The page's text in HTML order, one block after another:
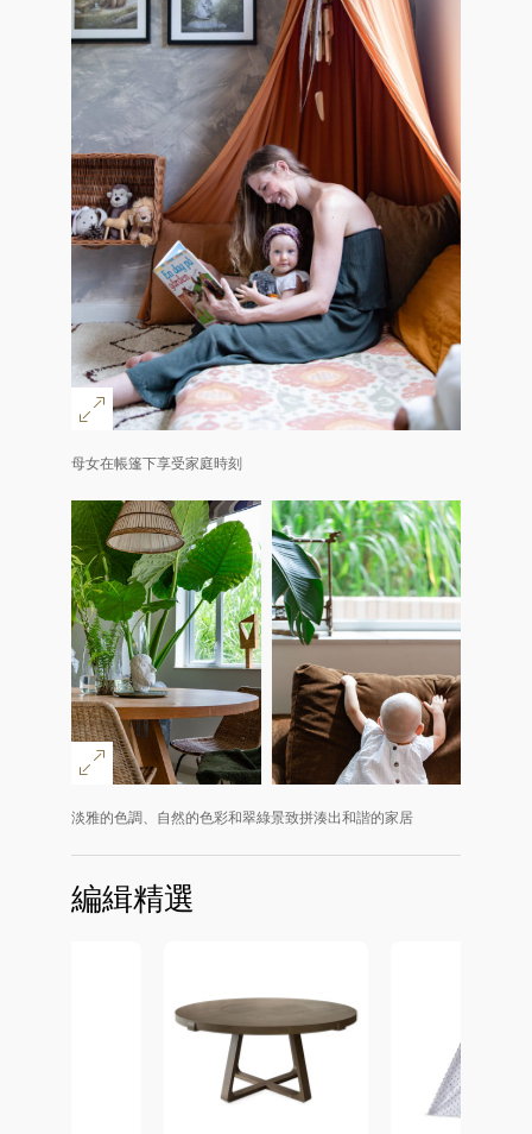
母女在帳篷下享受家庭時刻
淡雅的色調、自然的色彩和翠綠景致拼湊出和諧的家居
編緝精選